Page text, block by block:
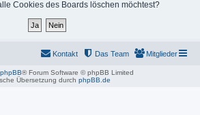
Cookies des Boards löschen möchtest?
Mitglieder
Das Team
Kontakt
phpBB® Forum Software © phpBB Limited
Übersetzung durch phpBB.de